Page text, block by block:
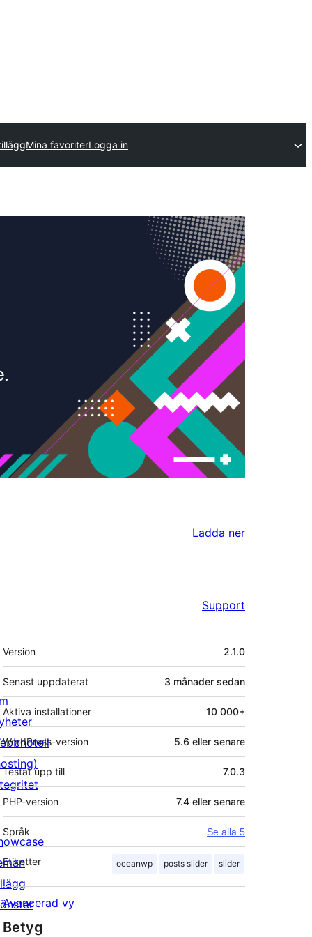
Mina favoriterLogga in
Ladda ner
Support
Meta
Version 2.1.0
Senast uppdaterat 3 månader sedan
Aktiva installationer 10 000+
WordPress-version 5.6 eller senare
Testat upp till 7.0.3
PHP-version 7.4 eller senare
Språk Se alla 5
Etiketter oceanwp posts slider slider
Avancerad vy
Betyg